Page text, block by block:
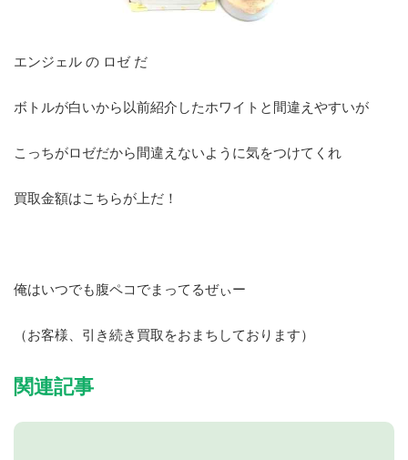
エンジェル の ロゼ だ
ボトルが白いから以前紹介したホワイトと間違えやすいが
こっちがロゼだから間違えないように気をつけてくれ
買取金額はこちらが上だ！
俺はいつでも腹ペコでまってるぜぃー
（お客様、引き続き買取をおまちしております）
関連記事